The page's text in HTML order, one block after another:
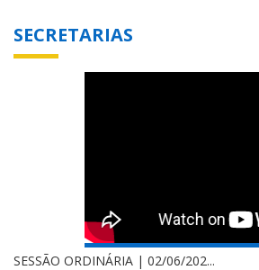
SECRETARIAS
SESSÃO ORDINÁRIA | 02/06/202...